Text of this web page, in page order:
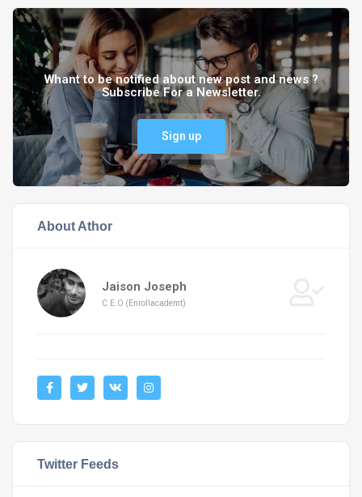
Whant to be notified about new post and news ?
Subscribe For a Newsletter.
Sign up
About Athor
Jaison Joseph
C.E.O (Enrollacademt)
Twitter Feeds